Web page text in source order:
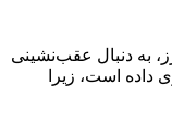
به دنبال عقب‌نشینی
داده است، زیرا